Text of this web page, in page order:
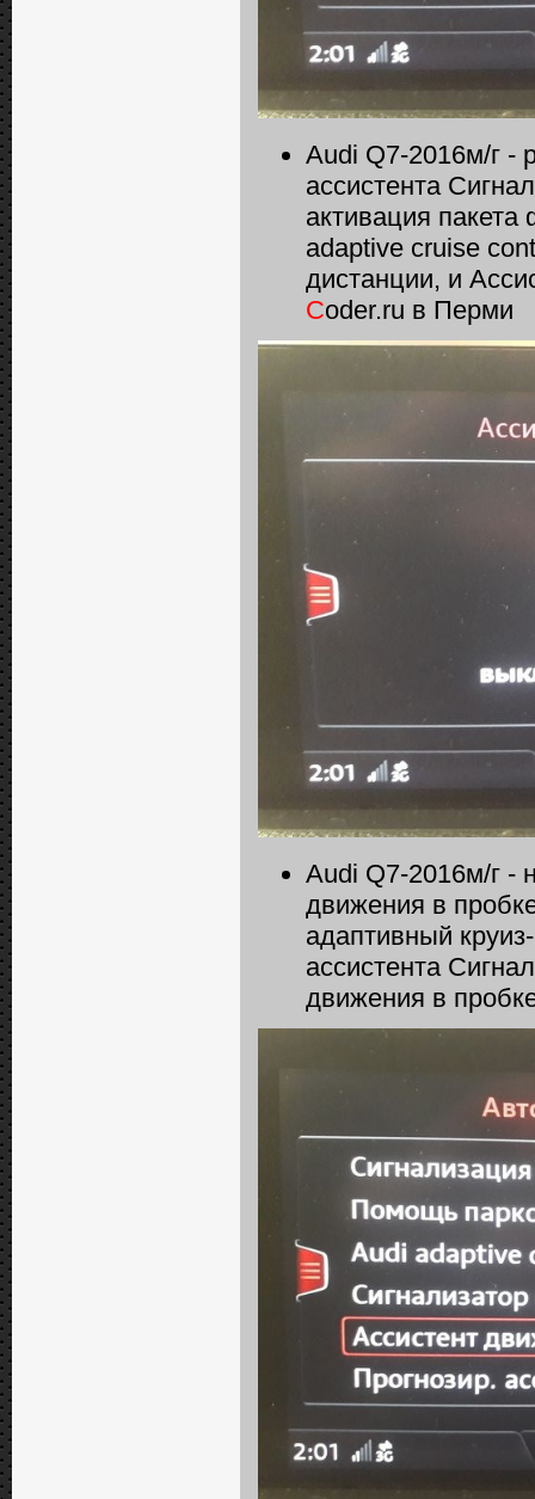
Audi Q7-2016м/г -
ассистента
активация
adaptive сruise
дистанции, и
Coder.ru в Перми
Audi Q7-2016м/г -
движения в
адаптивный
ассистента
движения в